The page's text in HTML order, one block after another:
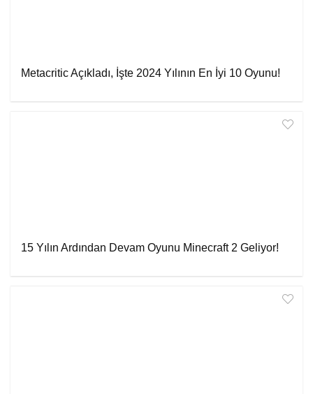
Metacritic Açıkladı, İşte 2024 Yılının En İyi 10 Oyunu!
15 Yılın Ardından Devam Oyunu Minecraft 2 Geliyor!